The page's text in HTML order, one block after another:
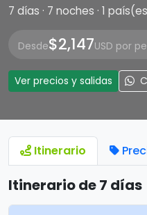
7 días · 7 noches · 1
Desde$2,147USD por
Ver precios y salidas
Itinerario
Itinerario de 7 días